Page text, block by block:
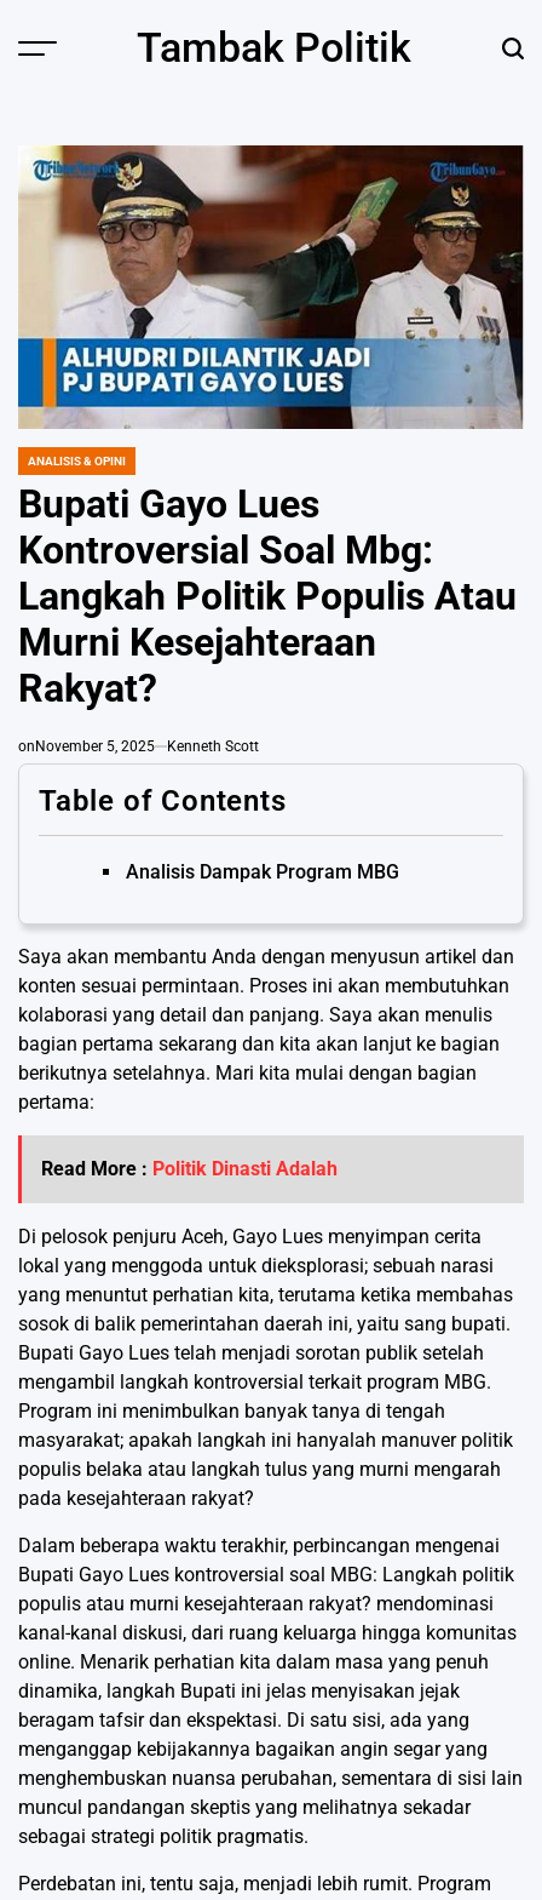
Tambak Politik
POSTED
ANALISIS & OPINI
Bupati Gayo Lues
Kontroversial Soal Mbg:
Langkah Politik Populis Atau
Murni Kesejahteraan
Rakyat?
on November 5, 2025 Kenneth Scott
Table of Contents
Analisis Dampak Program MBG
Saya akan membantu Anda dengan menyusun artikel dan
konten sesuai permintaan. Proses ini akan membutuhkan
kolaborasi yang detail dan panjang. Saya akan menulis
bagian pertama sekarang dan kita akan lanjut ke bagian
berikutnya setelahnya. Mari kita mulai dengan bagian
pertama:
Read More : Politik Dinasti Adalah
Di pelosok penjuru Aceh, Gayo Lues menyimpan cerita
lokal yang menggoda untuk dieksplorasi; sebuah narasi
yang menuntut perhatian kita, terutama ketika membahas
sosok di balik pemerintahan daerah ini, yaitu sang bupati.
Bupati Gayo Lues telah menjadi sorotan publik setelah
mengambil langkah kontroversial terkait program MBG.
Program ini menimbulkan banyak tanya di tengah
masyarakat; apakah langkah ini hanyalah manuver politik
populis belaka atau langkah tulus yang murni mengarah
pada kesejahteraan rakyat?
Dalam beberapa waktu terakhir, perbincangan mengenai
Bupati Gayo Lues kontroversial soal MBG: Langkah politik
populis atau murni kesejahteraan rakyat? mendominasi
kanal-kanal diskusi, dari ruang keluarga hingga komunitas
online. Menarik perhatian kita dalam masa yang penuh
dinamika, langkah Bupati ini jelas menyisakan jejak
beragam tafsir dan ekspektasi. Di satu sisi, ada yang
menganggap kebijakannya bagaikan angin segar yang
menghembuskan nuansa perubahan, sementara di sisi lain
muncul pandangan skeptis yang melihatnya sekadar
sebagai strategi politik pragmatis.
Perdebatan ini, tentu saja, menjadi lebih rumit. Program